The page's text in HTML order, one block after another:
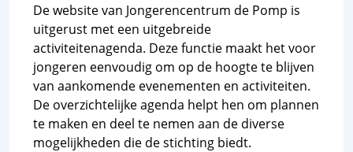
De website van Jongerencentrum de Pomp is
uitgerust met een uitgebreide
activiteitenagenda. Deze functie maakt het voor
jongeren eenvoudig om op de hoogte te blijven
van aankomende evenementen en activiteiten.
De overzichtelijke agenda helpt hen om plannen
te maken en deel te nemen aan de diverse
mogelijkheden die de stichting biedt.